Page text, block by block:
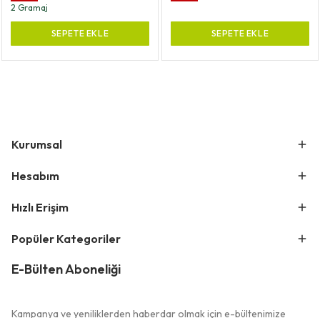
2 Gramaj
SEPETE EKLE SEPETE EKLE
Kurumsal
Hesabım
Hızlı Erişim
Popüler Kategoriler
E-Bülten Aboneliği
Kampanya ve yeniliklerden haberdar olmak için e-bültenimize